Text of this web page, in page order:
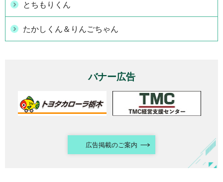
とちもりくん
たかしくん＆りんごちゃん
バナー広告
広告掲載のご案内